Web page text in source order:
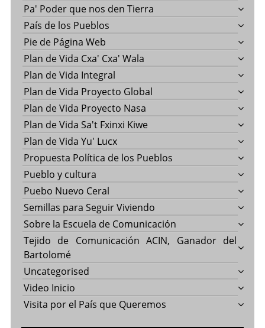
Pa' Poder que nos den Tierra
País de los Pueblos
Pie de Página Web
Plan de Vida Cxa' Cxa' Wala
Plan de Vida Integral
Plan de Vida Proyecto Global
Plan de Vida Proyecto Nasa
Plan de Vida Sa't Fxinxi Kiwe
Plan de Vida Yu' Lucx
Propuesta Política de los Pueblos
Pueblo y cultura
Puebo Nuevo Ceral
Semillas para Seguir Viviendo
Sobre la Escuela de Comunicación
Tejido de Comunicación ACIN, Ganador del
Bartolomé
Uncategorised
Video Inicio
Visita por el País que Queremos